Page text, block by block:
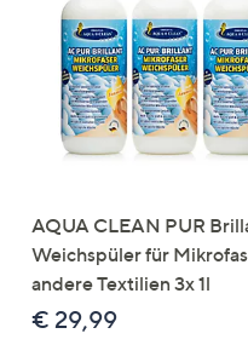
AQUA CLEAN PUR
Weichspüler für
andere Textilien 3x 1l
€ 29,99